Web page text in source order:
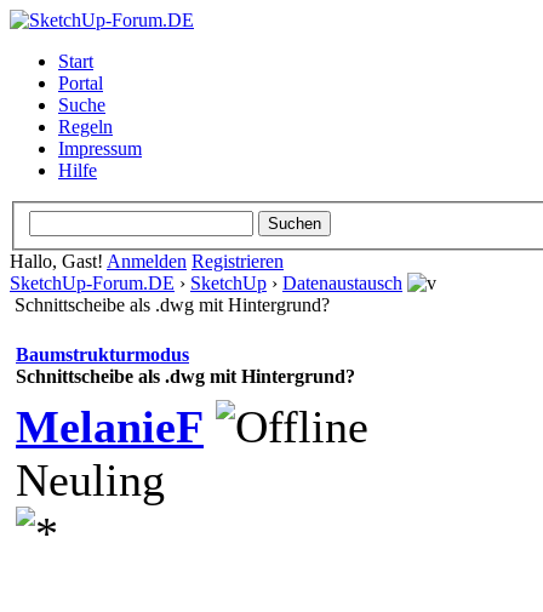
Start
Portal
Suche
Regeln
Impressum
Hilfe
Hallo, Gast! Anmelden Registrieren
SketchUp-Forum.DE › SketchUp › Datenaustausch
Schnittscheibe als .dwg mit Hintergrund?
Baumstrukturmodus
Schnittscheibe als .dwg mit Hintergrund?
MelanieF
Neuling